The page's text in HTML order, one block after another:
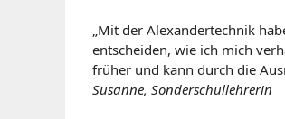
„Mit der Alexandertechnik
entscheiden, wie ich mich
früher und kann durch die
Susanne, Sonderschullehrerin